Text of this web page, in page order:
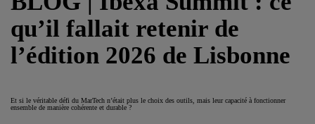
qu’il fallait retenir de
l’édition 2026 de Lisbonne
Et si le véritable défi du MarTech n’était plus le choix des outils, mais leur capacité à fonctionner
ensemble de manière cohérente et durable ?